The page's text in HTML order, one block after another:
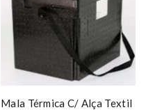
Mala Térmica C/ Alça Textil